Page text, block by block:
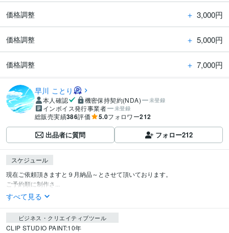
価格調整 ＋ 3,000円
価格調整 ＋ 5,000円
価格調整 ＋ 7,000円
早川 ことり
本人確認 機密保持契約(NDA) 未登録
インボイス発行事業者 未登録
総販売実績386評価 5.0フォロワー212
出品者に質問 フォロー212
スケジュール
現在ご依頼頂きますと９月納品～とさせて頂いております。
ご予約順に制作さ...
すべて見る
ビジネス・クリエイティブツール
CLIP STUDIO PAINT:10年